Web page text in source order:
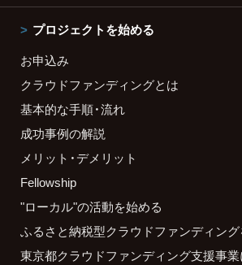
プロジェクトを始める
お申込み
クラウドファンディングとは
基本的な手順・流れ
成功事例の解説
メリット・デメリット
Fellowship
"ローカル"の活動を始める
ふるさと納税型クラウドファンディン
東京都クラウドファンディング支援事